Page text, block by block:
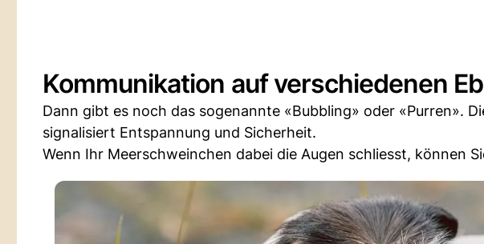
Kommunikation auf verschiedenen
Dann gibt es noch das sogenannte «Bubbling» oder «Purren».
signalisiert Entspannung und Sicherheit.
Wenn Ihr Meerschweinchen dabei die Augen schliesst, können